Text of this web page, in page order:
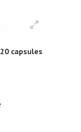
capsules